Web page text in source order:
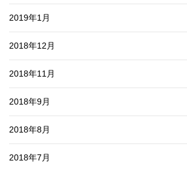
2019年1月
2018年12月
2018年11月
2018年9月
2018年8月
2018年7月